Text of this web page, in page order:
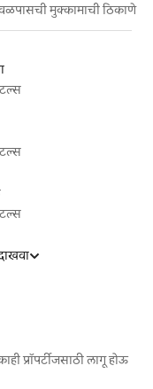
मुक्कामाची ठिकाणे
प्रॉपर्टीजसाठी लागू होऊ